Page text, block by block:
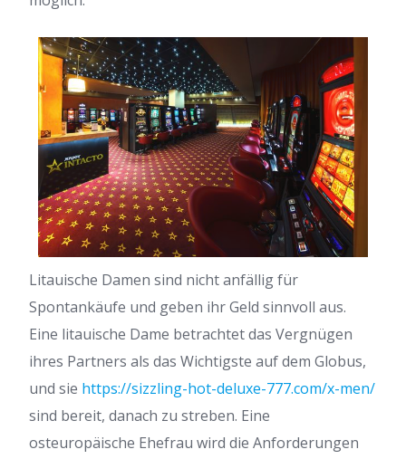
Litauische Damen sind nicht anfällig für
Spontankäufe und geben ihr Geld sinnvoll aus.
Eine litauische Dame betrachtet das Vergnügen
ihres Partners als das Wichtigste auf dem Globus,
und sie https://sizzling-hot-deluxe-777.com/x-men/
sind bereit, danach zu streben. Eine
osteuropäische Ehefrau wird die Anforderungen